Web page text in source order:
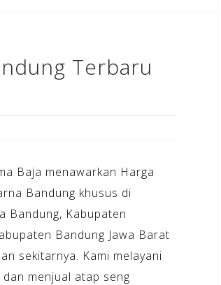
Terbaru
Baja menawarkan Harga
Bandung khusus di
Bandung, Kabupaten
Bandung Jawa Barat
sekitarnya. Kami melayani
menjual atap seng